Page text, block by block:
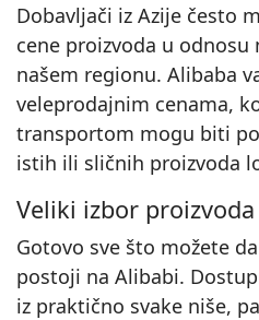
Dobavljači iz Azije često
cene proizvoda u odnosu
našem regionu. Alibaba
veleprodajnim cenama,
transportom mogu biti
istih ili sličnih proizvoda
Veliki izbor proizvoda
Gotovo sve što možete
postoji na Alibabi.
iz praktično svake niše,